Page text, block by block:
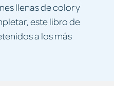
llenas de color y
este libro de
a los más